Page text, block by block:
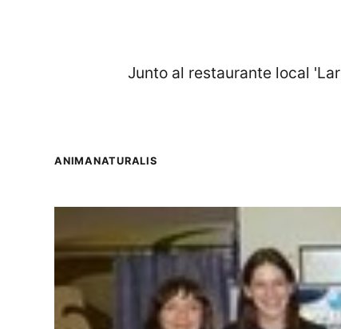
Junto al restaurante local
ANIMANATURALIS